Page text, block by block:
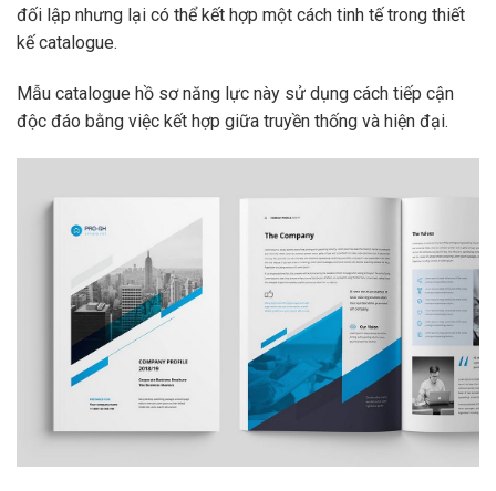
đối lập nhưng lại có thể kết hợp một cách tinh tế trong thiết
kế catalogue.
Mẫu catalogue hồ sơ năng lực này sử dụng cách tiếp cận
độc đáo bằng việc kết hợp giữa truyền thống và hiện đại.